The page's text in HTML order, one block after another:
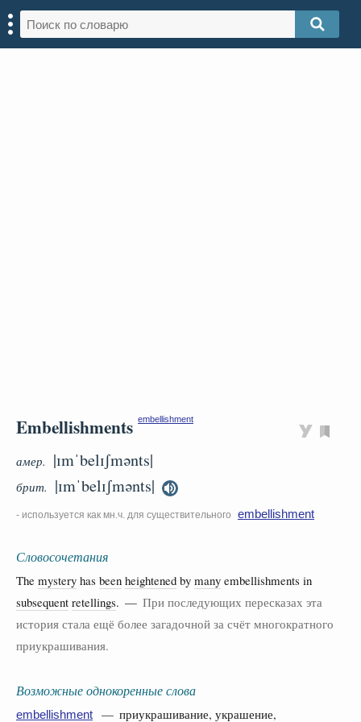
Embellishments embellishment
амер. |ɪmˈbelɪʃmənts|
брит. |ɪmˈbelɪʃmənts|
- используется как мн.ч. для существительного embellishment
Словосочетания
The mystery has been heightened by many embellishments in
subsequent retellings. — При последующих пересказах эта
история стала ещё более загадочной за счёт многократного
приукрашивания.
Возможные однокоренные слова
embellishment — приукрашивание, украшение,